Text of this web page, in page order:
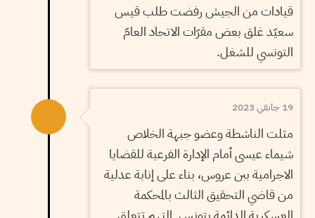
قيادات من الجيش رفضت طلب قيس
سعيّد غلق بعض مقرّات الاتحاد العامّ
التونسي للشغل.
19 جانفي 2023
مثلت الناشطة وعضو جبهة الخلاص
شيماء عيسى أمام الإدارة الفرعية للقضايا
الاجرامية ببن عروس، بناء على إنابة عدلية
من قاضي التحقيق الثالث بالمحكمة